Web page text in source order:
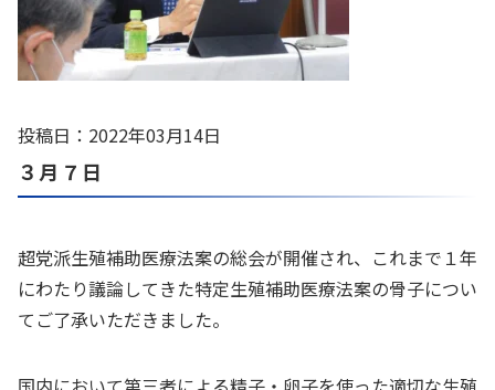
投稿日：2022年03月14日
３月７日
超党派生殖補助医療法案の総会が開催され、これまで１年
にわたり議論してきた特定生殖補助医療法案の骨子につい
てご了承いただきました。